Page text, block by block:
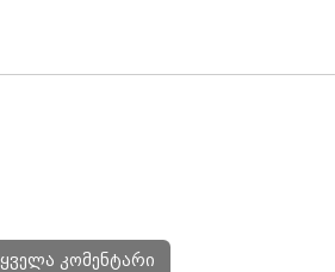
ყველა კომენტარი